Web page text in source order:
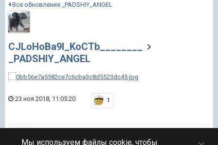
Все обновления _PADSHIY_ANGEL
CJLoHoBa9I_KoCTb________
_PADSHIY_ANGEL
23 ноя 2018, 11:05:20 1
Мы используем файлы cookie, чтобы